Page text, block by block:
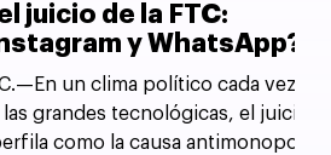
juicio de la FTC:
y WhatsApp?
un clima político cada vez
grandes tecnológicas, el juicio
como la causa antimonopolio